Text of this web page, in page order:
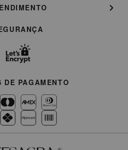
DE PAGAMENTO